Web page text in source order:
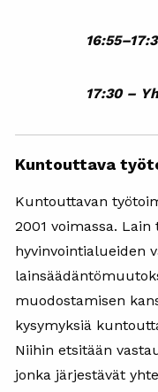
17:30 –
Kuntouttava
Kuntouttavan
2001 voimassa.
hyvinvointialueiden
muodostamisen
kysymyksiä
Niihin etsitään
jonka järjestävät